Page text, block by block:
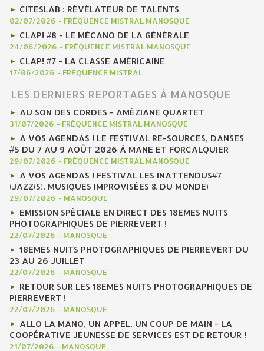
CITESLAB : RÉVÉLATEUR DE TALENTS
02/07/2026 - FRÉQUENCE MISTRAL MANOSQUE
CLAP! #8 - LE MÉCANO DE LA GÉNÉRALE
24/06/2026 - FRÉQUENCE MISTRAL MANOSQUE
CLAP! #7 - LA CLASSE AMÉRICAINE
17/06/2026 - FRÉQUENCE MISTRAL
LES DERNIERS REPORTAGES À MANOSQUE
AU SON DES CORDES - AMÉZIANE QUARTET
31/07/2026 - FRÉQUENCE MISTRAL MANOSQUE
A VOS AGENDAS ! LE FESTIVAL RE-SOURCES, DANSES
#5 DU 7 AU 9 AOÛT 2026 À MANE ET FORCALQUIER
29/07/2026 - FRÉQUENCE MISTRAL MANOSQUE
A VOS AGENDAS ! FESTIVAL LES INATTENDUS#7
(JAZZ(S), MUSIQUES IMPROVISÉES & DU MONDE)
29/07/2026 - MANOSQUE
EMISSION SPÉCIALE EN DIRECT DES 18EMES NUITS
PHOTOGRAPHIQUES DE PIERREVERT !
22/07/2026 - MANOSQUE
18EMES NUITS PHOTOGRAPHIQUES DE PIERREVERT DU
23 AU 26 JUILLET
22/07/2026 - MANOSQUE
RETOUR SUR LES 18EMES NUITS PHOTOGRAPHIQUES DE
PIERREVERT !
22/07/2026 - MANOSQUE
ALLO LA MANO, UN APPEL, UN COUP DE MAIN - LA
COOPÉRATIVE JEUNESSE DE SERVICES EST DE RETOUR !
21/07/2026 - MANOSQUE